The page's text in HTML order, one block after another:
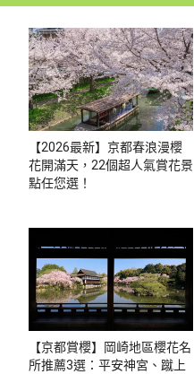
【2026最新】京都春浪漫櫻
花開滿天，22個超人氣賞花景
點任您選！
【京都賞櫻】岡崎地區櫻花名
所推薦3選：平安神宮、蹴上